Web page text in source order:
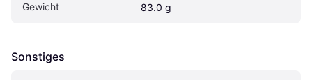
Gewicht 83.0 g
Sonstiges